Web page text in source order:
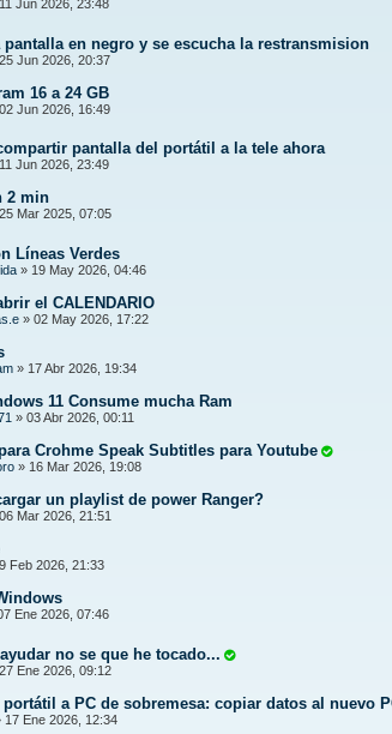
11 Jun 2026, 23:48
pantalla en negro y se escucha la restransmision
25 Jun 2026, 20:37
16 a 24 GB
02 Jun 2026, 16:49
pantalla del portátil a la tele ahora
11 Jun 2026, 23:49
2 min
25 Mar 2025, 07:05
Líneas Verdes
» 19 May 2026, 04:46
el CALENDARIO
» 02 May 2026, 17:22
» 17 Abr 2026, 19:34
11 Consume mucha Ram
» 03 Abr 2026, 00:11
Crohme Speak Subtitles para Youtube
» 16 Mar 2026, 19:08
un playlist de power Ranger?
06 Mar 2026, 21:51
Feb 2026, 21:33
Ene 2026, 07:46
no se que he tocado...
27 Ene 2026, 09:12
a PC de sobremesa: copiar datos al nuevo
17 Ene 2026, 12:34